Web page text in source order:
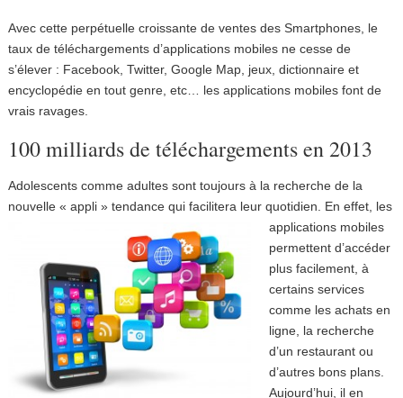
Avec cette perpétuelle croissante de ventes des Smartphones, le
taux de téléchargements d’applications mobiles ne cesse de
s’élever : Facebook, Twitter, Google Map, jeux, dictionnaire et
encyclopédie en tout genre, etc… les applications mobiles font de
vrais ravages.
100 milliards de téléchargements en 2013
Adolescents comme adultes sont toujours à la recherche de la
nouvelle « appli » tendance qui facilitera leur quotidien. En effet, les
applications mobiles
permettent d’accéder
plus facilement, à
certains services
comme les achats en
ligne, la recherche
d’un restaurant ou
d’autres bons plans.
Aujourd’hui, il en